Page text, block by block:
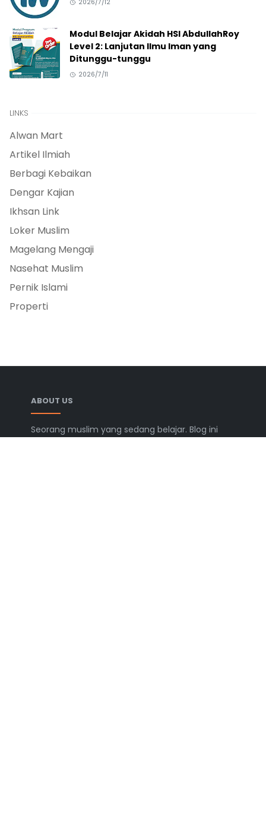
2026/7/12
Modul Belajar Akidah HSI AbdullahRoy
Level 2: Lanjutan Ilmu Iman yang
Ditunggu-tunggu
2026/7/11
LINKS
Alwan Mart
Artikel Ilmiah
Berbagi Kebaikan
Dengar Kajian
Ikhsan Link
Loker Muslim
Magelang Mengaji
Nasehat Muslim
Pernik Islami
Properti
ABOUT US
Seorang muslim yang sedang belajar. Blog ini